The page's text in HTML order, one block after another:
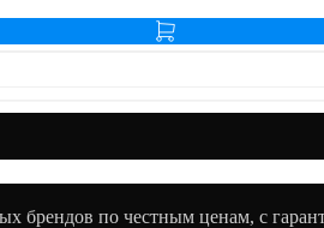
брендов по честным ценам, с